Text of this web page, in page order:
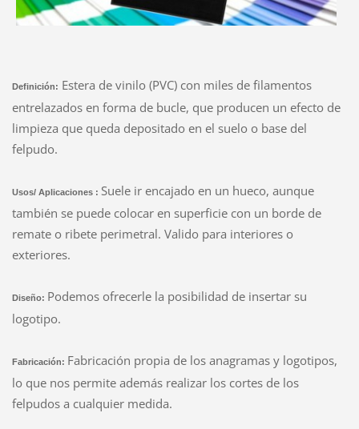
Definición: Estera de vinilo (PVC) con miles de filamentos
entrelazados en forma de bucle, que producen un efecto de
limpieza que queda depositado en el suelo o base del
felpudo.
Usos/ Aplicaciones : Suele ir encajado en un hueco, aunque
también se puede colocar en superficie con un borde de
remate o ribete perimetral. Valido para interiores o
exteriores.
Diseño: Podemos ofrecerle la posibilidad de insertar su
logotipo.
Fabricación: Fabricación propia de los anagramas y logotipos,
lo que nos permite además realizar los cortes de los
felpudos a cualquier medida.